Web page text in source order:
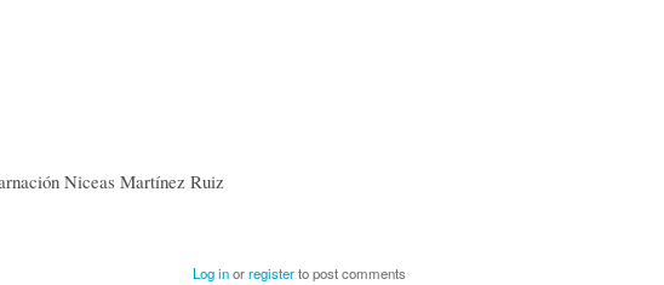
Niceas Martínez Ruiz
Log inorregisterto post comments